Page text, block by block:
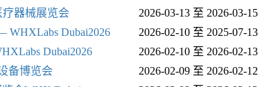
疗器械展览会 2026-03-13 至 2026-03-15
Dubai2026 2026-02-10 至 2025-07-13
Dubai2026 2026-02-10 至 2026-02-13
备博览会 2026-02-09 至 2026-02-12